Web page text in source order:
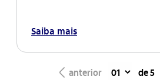
Saiba mais
seta_esquerda anterior de 5